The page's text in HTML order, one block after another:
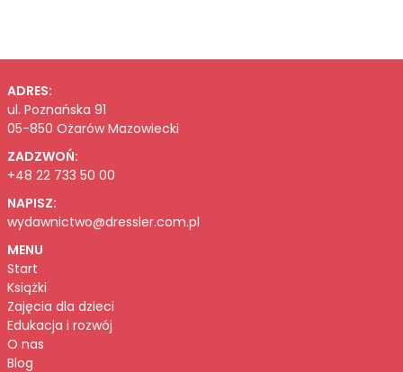
ADRES:
ul. Poznańska 91
05-850 Ożarów Mazowiecki
ZADZWOŃ:
+48 22 733 50 00
NAPISZ:
wydawnictwo@dressler.com.pl
MENU
Start
Książki
Zajęcia dla dzieci
Edukacja i rozwój
O nas
Blog